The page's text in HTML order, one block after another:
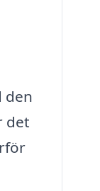
den
det